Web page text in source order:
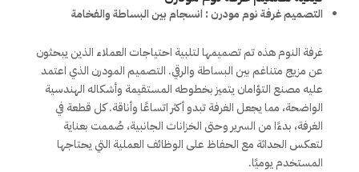
التصميم غرفة نوم مودرن : انسجام بين البساطة والفخامة
غرفة النوم هذه تم تصميمها لتلبية احتياجات العملاء الذين يبحثون
عن مزيج متناغم بين البساطة والرقي. التصميم المودرن الذي اعتمد
عليه مصنع التؤامان يتميز بخطوطه المستقيمة وأشكاله الهندسية
الواضحة، مما يجعل الغرفة تبدو أكثر اتساعًا وأناقة. كل قطعة في
الغرفة، بدءًا من السرير وحتى الخزانات الجانبية، صُممت بعناية
لتعكس الحداثة مع الحفاظ على الوظائف العملية التي يحتاجها
المستخدم يوميًا.